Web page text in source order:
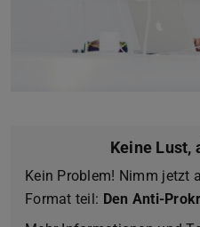
Keine Lust,
Kein Problem! Nimm jetzt
Format teil: Den Anti-